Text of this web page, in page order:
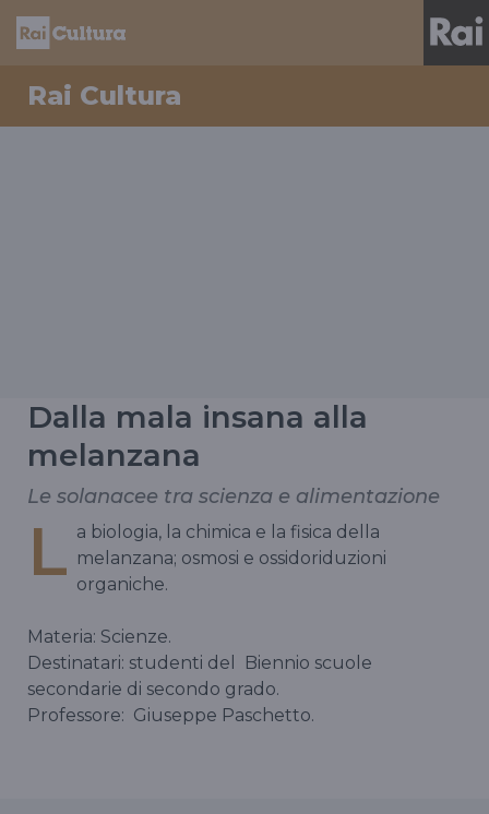
Rai Cultura
Dalla mala insana alla
melanzana
Le solanacee tra scienza e alimentazione
L a biologia, la chimica e la fisica della
melanzana; osmosi e ossidoriduzioni
organiche.
Materia: Scienze.
Destinatari: studenti del
Biennio scuole
secondarie di secondo grado.
Professore: Giuseppe Paschetto.